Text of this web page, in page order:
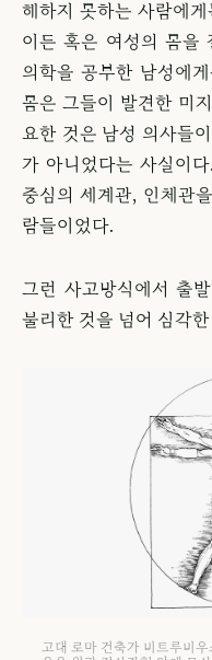
해하지 못하는 사람에
이든 혹은 여성의 몸을
의학을 공부한 남성에
몸은 그들이 발견한 미
요한 것은 남성 의사들
가 아니었다는 사실이
중심의 세계관, 인체관
람들이었다.
그런 사고방식에서 출
불리한 것을 넘어 심각
고대 로마 건축가 비트루비